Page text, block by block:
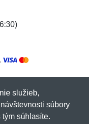
služieb,
súbory
súhlasíte.